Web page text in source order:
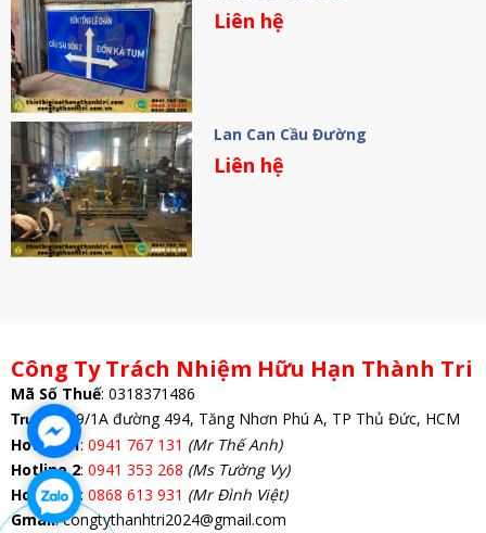
Liên hệ
Lan Can Cầu Đường
Liên hệ
Công Ty Trách Nhiệm Hữu Hạn Thành Tri
Mã Số Thuế: 0318371486
Trụ Sở: 69/1A đường 494, Tăng Nhơn Phú A, TP Thủ Đức, HCM
Hotline 1: 0941 767 131 (Mr Thế Anh)
Hotline 2: 0941 353 268 (Ms Tường Vy)
Hotline 3: 0868 613 931 (Mr Đình Việt)
Gmail: congtythanhtri2024@gmail.com